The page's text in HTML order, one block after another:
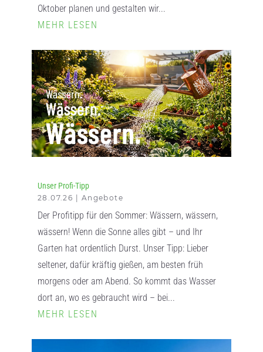
Oktober planen und gestalten wir...
MEHR LESEN
Unser Profi-Tipp
28.07.26 Angebote
Der Profitipp für den Sommer: Wässern, wässern,
wässern! Wenn die Sonne alles gibt – und Ihr
Garten hat ordentlich Durst. Unser Tipp: Lieber
seltener, dafür kräftig gießen, am besten früh
morgens oder am Abend. So kommt das Wasser
dort an, wo es gebraucht wird – bei...
MEHR LESEN